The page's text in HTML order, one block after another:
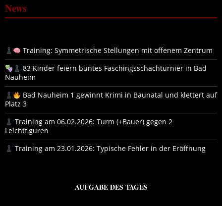
News
Training: Symmetrische Stellungen mit offenem Zentrum
83 Kinder feiern buntes Faschingsschachturnier in Bad
Nauheim
Bad Nauheim 1 gewinnt Krimi in Baunatal und klettert auf
Platz 3
Training am 06.02.2026: Turm (+Bauer) gegen 2
Leichtfiguren
Training am 23.01.2026: Typische Fehler in der Eröffnung
AUFGABE DES TAGES